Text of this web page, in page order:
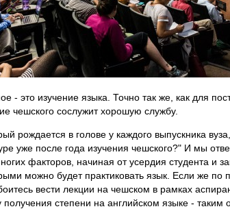
- это изучение языка. Точно так же, как для
чешского сослужит хорошую службу.
рождается в голове у каждого выпускника
уже после года изучения чешского?" И мы
факторов, начиная от усердия студента и
можно будет практиковать язык. Если же по
вести лекции на чешском в рамках
получения степени на английском языке - таким